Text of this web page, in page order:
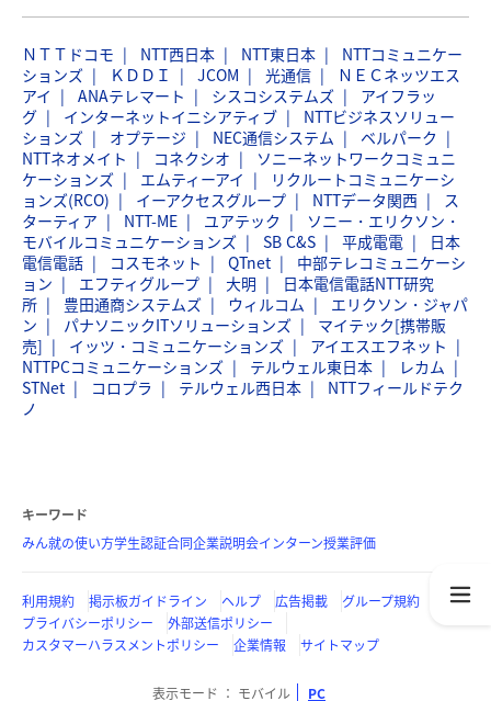
ＮＴＴドコモ NTT西日本 NTT東日本
NTTコミュニケー
ションズ
ＫＤＤＩ JCOM 光通信
ＮＥＣネッツエス
アイ
ANAテレマート シスコシステムズ
アイフラッ
グ
インターネットイニシアティブ
NTTビジネスソリュー
ションズ
オプテージ NEC通信システム
ベルパーク
NTTネオメイト
コネクシオ
ソニーネットワークコミュニ
ケーションズ
エムティーアイ
リクルートコミュニケーシ
ョンズ(RCO)
イーアクセスグループ NTTデータ関西
ス
ターティア
NTT-ME ユアテック
ソニー・エリクソン・
モバイルコミュニケーションズ
SB C&S 平成電電
日本
電信電話
コスモネット QTnet
中部テレコミュニケーシ
ョン
エフティグループ 大明
日本電信電話NTT研究
所
豊田通商システムズ ウィルコム
エリクソン・ジャパ
ン
パナソニックITソリューションズ
マイテック[携帯販
売]
イッツ・コミュニケーションズ
アイエスエフネット
NTTPCコミュニケーションズ
テルウェル東日本
レカム
STNet
コロプラ テルウェル西日本
NTTフィールドテク
ノ
キーワード
みん就の使い方学生認証合同企業説明会インターン授業評価
利用規約 掲示板ガイドライン ヘルプ 広告掲載
グループ規約
プライバシーポリシー
外部送信ポリシー
カスタマーハラスメントポリシー
企業情報 サイトマップ
表示モード モバイル PC